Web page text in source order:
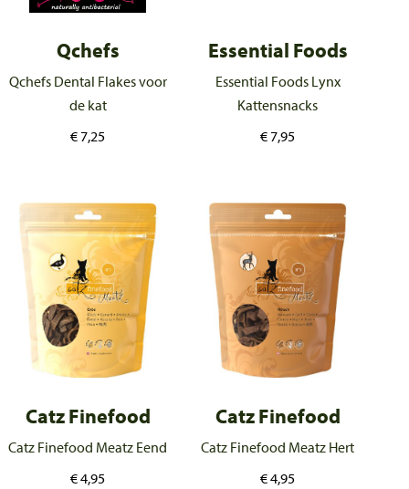
Qchefs
Qchefs Dental Flakes voor
de kat
€7,25
Essential Foods
Essential Foods Lynx
Kattensnacks
€7,95
Catz Finefood
Catz Finefood Meatz Eend
€4,95
Catz Finefood
Catz Finefood Meatz Hert
€4,95